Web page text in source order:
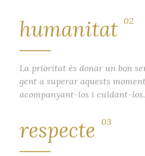
humanitat 02
La prioritat és donar un bon
gent a superar aquests
acompanyant-los i cuidant-los.
respecte 03